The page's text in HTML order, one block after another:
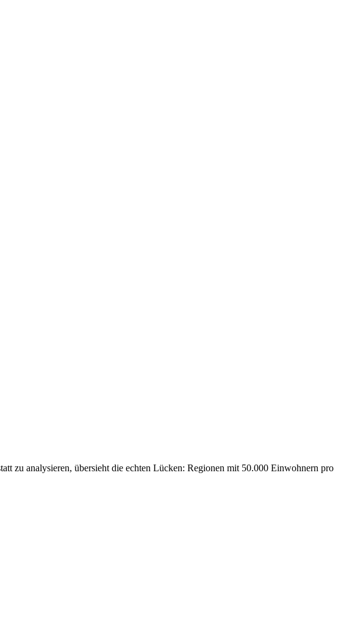
zu analysieren, übersieht die echten Lücken: Regionen mit 50.000 Einwohnern pro